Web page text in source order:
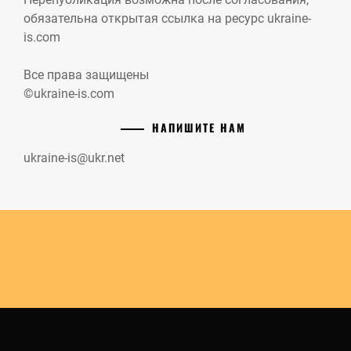
обязательна открытая ссылка на ресурс ukraine-
is.com
Все права защищены
©ukraine-is.com
НАПИШИТЕ НАМ
ukraine-is@ukr.net